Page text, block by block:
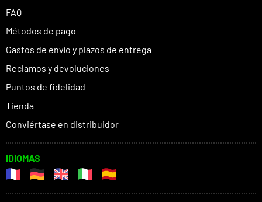
FAQ
Métodos de pago
Gastos de envío y plazos de entrega
Reclamos y devoluciones
Puntos de fidelidad
Tienda
Conviértase en distribuidor
IDIOMAS